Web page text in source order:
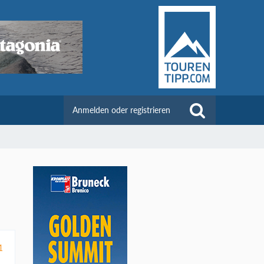
Anmelden oder registrieren